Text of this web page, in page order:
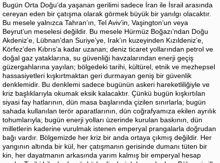
Bugün Orta Doğu’da yaşanan gerilimi sadece İran ile İsrail arasında
cereyan eden bir çatışma olarak görmek büyük bir yanılgı olacaktır.
Bu mesele yalnızca Tahran’ın, Tel Aviv’in, Vaşington’un veya
Beyrut’un meselesi değildir. Bu mesele Hürmüz Boğazı’ndan Doğu
Akdeniz’e, Lübnan’dan Suriye’ye, Irak’ın kuzeyinden Kızıldeniz’e,
Körfez’den Kıbrıs’a kadar uzanan; deniz ticaret yollarından petrol ve
doğal gaz yataklarına, su güvenliği havzalarından enerji geçiş
güzergahlarına yayılan; bölgedeki tarihi, kültürel, etnik ve mezhepsel
hassasiyetleri kışkırtmaktan geri durmayan geniş bir güvenlik
denklemidir. Bu denklemi sadece bugünün askeri hareketliliğiyle ve
kriz başlıklarıyla okumak eksik kalacaktır. Çünkü bugün kışkırtılan
siyasi fay hatlarının, dün masa başlarında çizilen sınırlarla; bugün
sahada kullanılan terör aparatlarının, dün coğrafyamıza ekilen ayrılık
tohumlarıyla; bugün enerji yolları üzerinde kurulan baskının, dün
milletlerin kaderine vurulmak istenen emperyal prangalarla doğrudan
bağı vardır. Bölgemizde her kriz bir anda ortaya çıkmış değildir. Her
yangının altında bir kül, her çatışmanın gerisinde dumanı tüten bir
kin, her dayatmanın arkasında yarım kalmış bir emperyal hesap